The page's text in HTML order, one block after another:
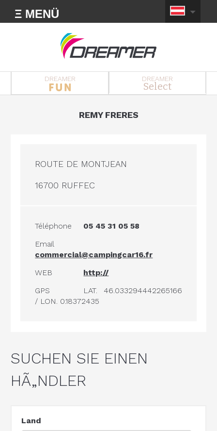
Ξ MENÜ
DREAMER DREAMER
Select
REMY FRERES
ROUTE DE MONTJEAN
16700 RUFFEC
Téléphone
05 45 31 05 58
Email
commercial@campingcar16.fr
WEB
http://
GPS
LAT. 46.033294442265166
/ LON. 0.18372435
SUCHEN SIE EINEN
HÃ„NDLER
Land